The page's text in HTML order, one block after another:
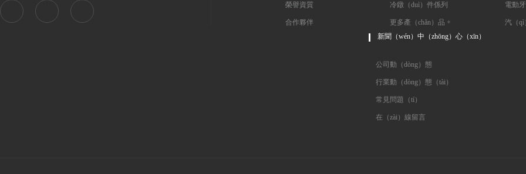
榮譽資質
合作夥伴
冷鐓（duì）件係列
更多產（chǎn）品 +
電動牙
汽（qì
新聞（wén）中（zhōng）心（xīn）
公司動（dòng）態
行業動（dòng）態（tài）
常見問題（tí）
在（zài）線留言